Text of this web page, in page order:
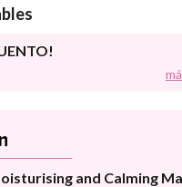
and Calming